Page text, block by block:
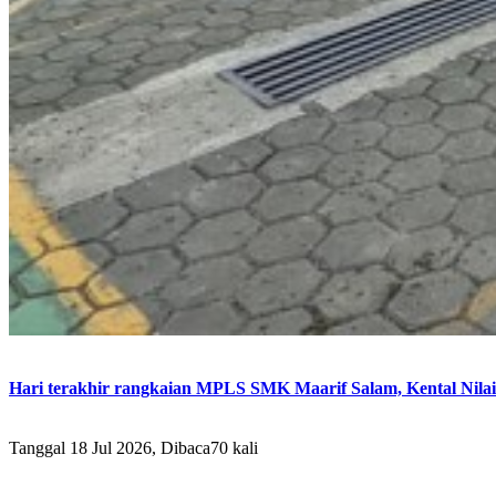
Hari terakhir rangkaian MPLS SMK Maarif Salam, Kental
Tanggal 18 Jul 2026, Dibaca70 kali